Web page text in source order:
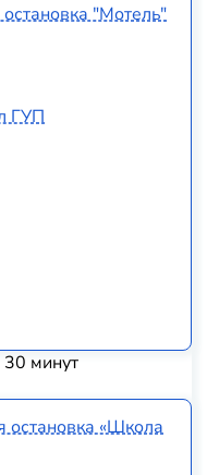
"Мотель"
ГУП
минут
остановка «Школа